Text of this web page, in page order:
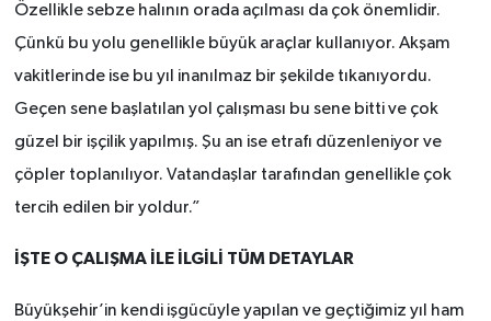
Özellikle sebze halının orada açılması da çok önemlidir.
Çünkü bu yolu genellikle büyük araçlar kullanıyor. Akşam
vakitlerinde ise bu yıl inanılmaz bir şekilde tıkanıyordu.
Geçen sene başlatılan yol çalışması bu sene bitti ve çok
güzel bir işçilik yapılmış. Şu an ise etrafı düzenleniyor ve
çöpler toplanılıyor. Vatandaşlar tarafından genellikle çok
tercih edilen bir yoldur.”
İŞTE O ÇALIŞMA İLE İLGİLİ TÜM DETAYLAR
Büyükşehir’in kendi işgücüyle yapılan ve geçtiğimiz yıl ham